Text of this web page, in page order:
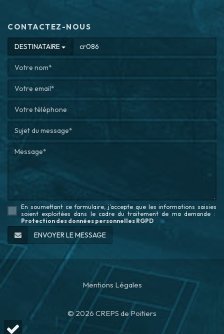
CONTACTEZ-NOUS
DESTINATAIRE
En soumettant ce formulaire, j’accepte que les informations saisies
soient exploitées dans le cadre du traitement de ma demande :
Protection des données personnelles RGPD
Mentions Légales
© 2026 CREPS de Poitiers